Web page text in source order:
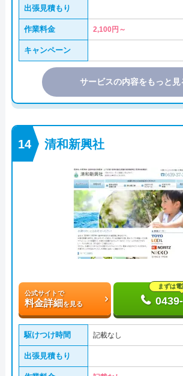
出張見積もり
作業料金 2,100円～
キャンペーン
サービスの内容をもっと見
清和新興社
公式サイトで
料金詳細を見る
まずは電
駆けつけ時間 記載なし
出張見積もり